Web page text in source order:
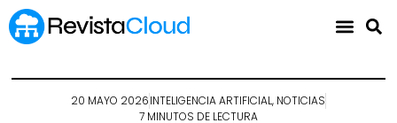
20 MAYO 2026INTELIGENCIA ARTIFICIAL, NOTICIAS
7 MINUTOS DE LECTURA